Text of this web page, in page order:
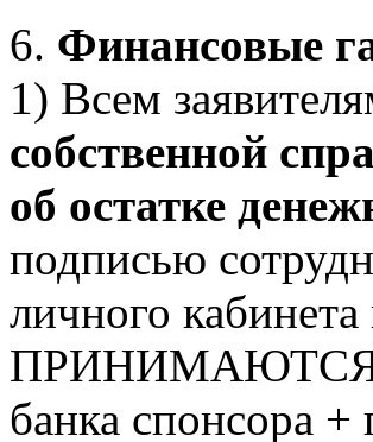
6. Финансовые
1) Всем
собственной
об остатке
подписью
личного
ПРИНИМАЮТСЯ,
банка спонсора +